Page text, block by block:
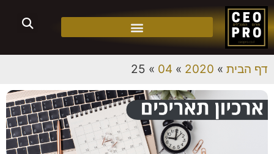
דף הבית »
2020
»
04
»